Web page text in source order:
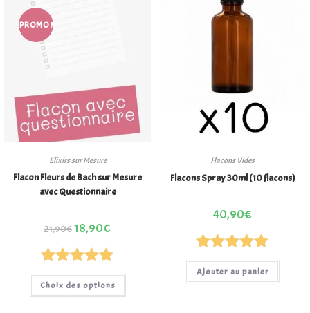
PROMO !
Elixirs sur Mesure
Flacon Fleurs de Bach sur Mesure
avec Questionnaire
21,90€18,90€
Note5.00
sur 5
Choix des options
Flacons Vides
Flacons Spray 30ml (10 flacons)
40,90€
Note5.00
sur 5
Ajouter au panier